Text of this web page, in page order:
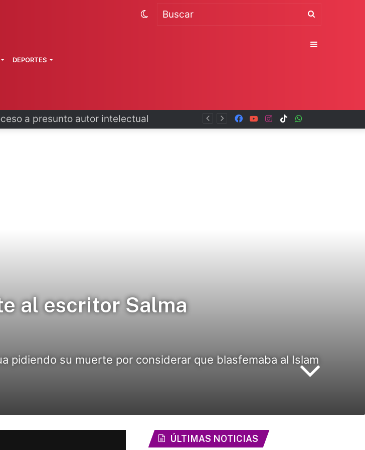
del Conalep TikTok
Instagram
YouTube
Facebook
DEPORTES
Buscar
Switch
Sidebar
al escritor Salma
pidiendo su muerte por considerar que blasfemaba al Islam
ÚLTIMAS NOTICIAS